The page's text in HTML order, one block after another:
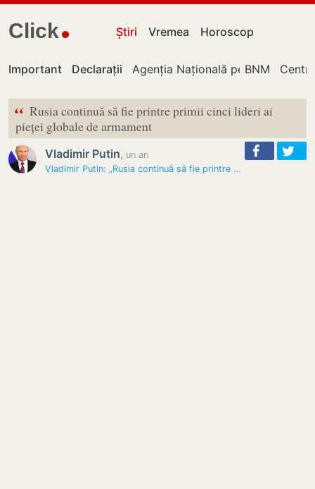
Click Știri Vremea Horoscop
Important Declarații Agenția Națională pentru
BNM
“ Rusia continuă să fie printre primii cinci lideri ai
pieței globale de armament
Vladimir Putin, un an
Vladimir Putin: „Rusia continuă să fie printre primii cinci lideri ai…